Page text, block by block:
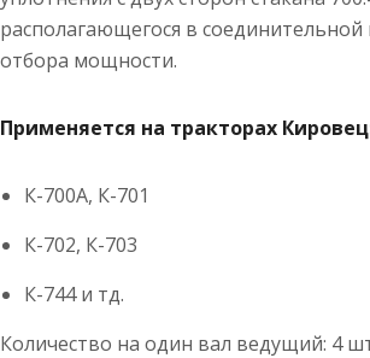
располагающегося в
отбора мощности.
Применяется на тракторах
К-700А, К-701
К-702, К-703
К-744 и тд.
Количество на один вал ведущий: 4